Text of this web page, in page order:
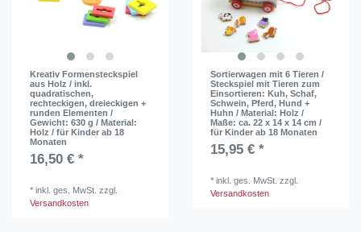
Kreativ Formensteckspiel
aus Holz / inkl.
quadratischen,
rechteckigen, dreieckigen +
runden Elementen /
Gewicht: 630 g / Material:
Holz / für Kinder ab 18
Monaten
16,50 € *
*inkl. ges. MwSt. zzgl.
Versandkosten
Sortierwagen mit 6 Tieren /
Steckspiel mit Tieren zum
Einsortieren: Kuh, Schaf,
Schwein, Pferd, Hund +
Huhn / Material: Holz /
Maße: ca. 22 x 14 x 14 cm /
für Kinder ab 18 Monaten
15,95 € *
*inkl. ges. MwSt. zzgl.
Versandkosten